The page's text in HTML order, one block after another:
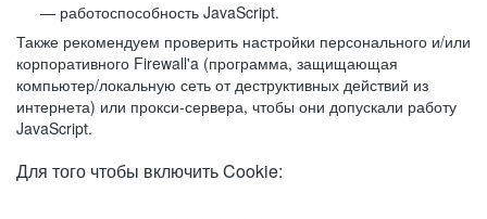
работоспособность JavaScript.
Также рекомендуем проверить настройки персонального и/или
корпоративного Firewall'a (программа, защищающая
компьютер/локальную сеть от деструктивных действий из
интернета) или прокси-сервера, чтобы они допускали работу
JavaScript.
Для того чтобы включить Cookie: